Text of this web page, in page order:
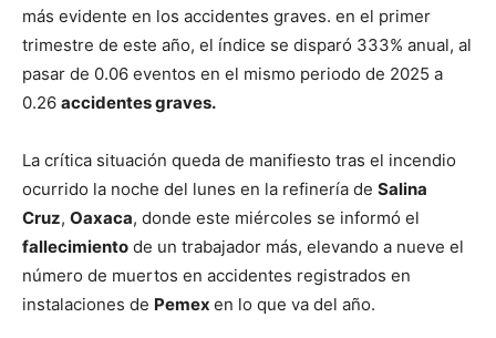
más evidente en los accidentes graves. en el primer
trimestre de este año, el índice se disparó 333% anual, al
pasar de 0.06 eventos en el mismo periodo de 2025 a
0.26 accidentes graves.
La crítica situación queda de manifiesto tras el incendio
ocurrido la noche del lunes en la refinería de Salina
Cruz, Oaxaca, donde este miércoles se informó el
fallecimiento de un trabajador más, elevando a nueve el
número de muertos en accidentes registrados en
instalaciones de Pemex en lo que va del año.